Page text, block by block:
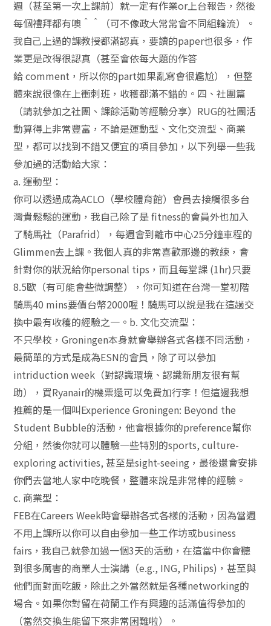
週（甚至第⼀次上課前）就⼀定有作業or上台報告，然後
每個禮拜都有噢＾＾（可不像政⼤常常會不同組輪流）。
我⾃⼰上過的課教授都滿認真，要讀的paper也很多，作
業更是改得很認真（甚至會依每⼤題的作答
給 comment，所以你的part如果亂寫會很尷尬），但整
體來說很像在上衝刺班，收穫都滿不錯的。四、社團篇
（請就參加之社團、課餘活動等經驗分享）RUG的社團活
動算得上非常豐富，不論是運動型、⽂化交流型、商業
型，都可以找到不錯又便宜的項⽬參加，以下列舉⼀些我
參加過的活動給⼤家：
a. 運動型：
你可以透過成為ACLO（學校體育館）會員去接觸很多台
灣貴鬆鬆的運動，我⾃⼰除了是 fitness的會員外也加入
了騎⾺社（Parafrid），每週會到離市中⼼25分鐘⾞程的
Glimmen去上課。我個⼈真的非常喜歡那邊的教練，會
針對你的狀況給你personal tips，⽽且每堂課 (1hr)只要
8.5歐（有可能會些微調整），你可知道在台灣⼀堂初階
騎⾺40 mins要價台幣2000喔！騎⾺可以說是我在這趟交
換中最有收穫的經驗之⼀。b. ⽂化交流型：
不只學校，Groningen本身就會舉辦各式各樣不同活動，
最簡單的⽅式是成為ESN的會員，除了可以參加
intriduction week（對認識環境、認識新朋友很有幫
助），買Ryanair的機票還可以免費加⾏李！但這邊我想
推薦的是⼀個叫Experience Groningen: Beyond the
Student Bubble的活動，他會根據你的preference幫你
分組，然後你就可以體驗⼀些特別的sports, culture-
exploring activities, 甚至是sight-seeing，最後還會安排
你們去當地⼈家中吃晚餐，整體來說是非常棒的經驗。
c. 商業型：
FEB在Careers Week時會舉辦各式各樣的活動，因為當週
不⽤上課所以你可以⾃由參加⼀些⼯作坊或business
fairs，我⾃⼰就參加過⼀個3天的活動，在這當中你會聽
到很多厲害的商業⼈⼠演講（e.g., ING, Philips)，甚至與
他們⾯對⾯吃飯，除此之外當然就是各種networking的
場合。如果你對留在荷蘭⼯作有興趣的話滿值得參加的
（當然交換⽣能留下來非常困難啦）。